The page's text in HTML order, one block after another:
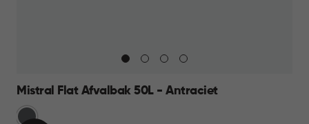
Mistral Flat Afvalbak 50L - Antraciet
Anthraciet